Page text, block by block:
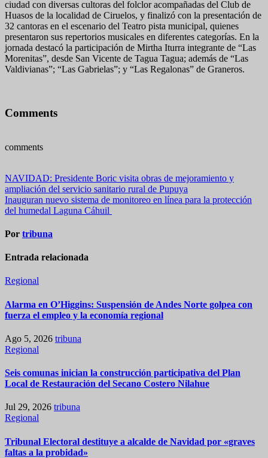
ciudad con diversas cultoras del folclor acompañadas del Club de
Huasos de la localidad de Ciruelos, y finalizó con la presentación de
32 cantoras en el escenario del Teatro pista municipal, quienes
presentaron sus repertorios musicales en diferentes categorías. En la
jornada destacó la participación de Mirtha Iturra integrante de “Las
Morenitas”, desde San Vicente de Tagua Tagua; además de “Las
Valdivianas”; “Las Gabrielas”; y “Las Regalonas” de Graneros.
Comments
comments
Navegación
de
entradas
NAVIDAD: Presidente Boric visita obras de mejoramiento y
ampliación del servicio sanitario rural de Pupuya
Inauguran nuevo sistema de monitoreo en línea para la protección
del humedal Laguna Cáhuil
Por tribuna
Entrada relacionada
Regional
Alarma en O’Higgins: Suspensión de Andes Norte golpea con
fuerza el empleo y la economía regional
Ago 5, 2026 tribuna
Regional
Seis comunas inician la construcción participativa del Plan
Local de Restauración del Secano Costero Nilahue
Jul 29, 2026 tribuna
Regional
Tribunal Electoral destituye a alcalde de Navidad por «graves
faltas a la probidad»